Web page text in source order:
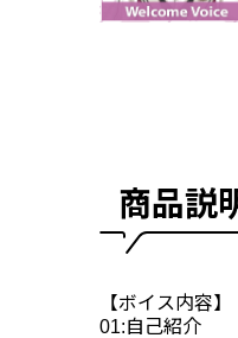
商品説
【ボイス内容】
01:自己紹介